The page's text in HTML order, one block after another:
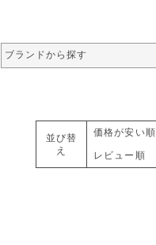
ブランドから探す
並び替
え
価格が安い順
レビュー順